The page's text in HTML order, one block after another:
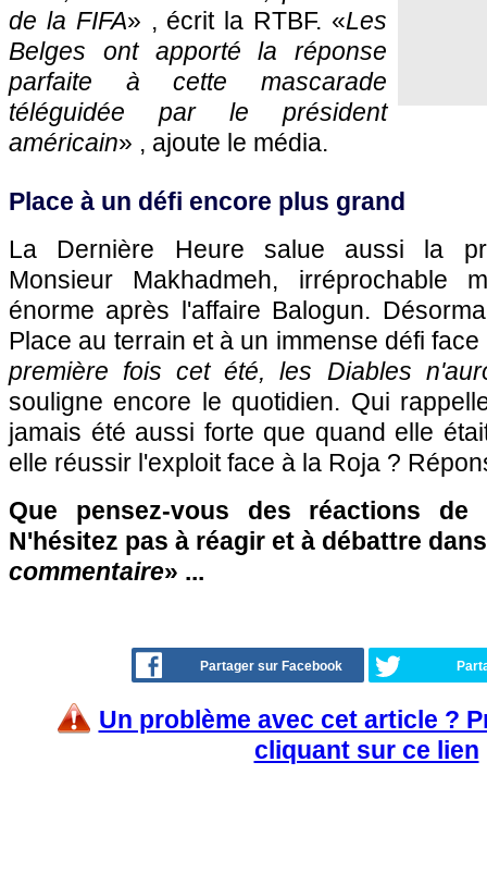
de la FIFA» , écrit la RTBF. «Les
Belges ont apporté la réponse
parfaite à cette mascarade
téléguidée par le président
américain» , ajoute le média.
Place à un défi encore plus grand
La Dernière Heure salue aussi la
Monsieur Makhadmeh, irréprochable
énorme après l'affaire Balogun.
Place au terrain et à un immense défi
première fois cet été, les Diables
souligne encore le quotidien. Qui
jamais été aussi forte que quand elle
elle réussir l'exploit face à la Roja ?
Que pensez-vous des réactions
N'hésitez pas à réagir et à débattre
commentaire» ...
Partager sur Facebook
Un problème avec cet article ?
cliquant sur ce lien